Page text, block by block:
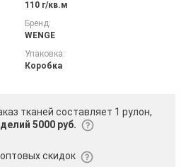
110 г/кв.м
Бренд:
WENGE
Упаковка:
Коробка
тканей составляет 1 рулон,
5000 руб.
оптовых скидок